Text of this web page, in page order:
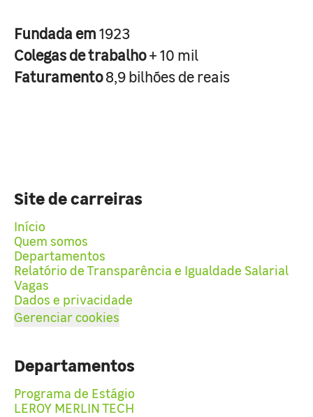
Fundada em1923
Colegas de trabalho+ 10 mil
Faturamento8,9 bilhões de reais
Site de carreiras
Início
Quem somos
Departamentos
Relatório de Transparência e Igualdade Salarial
Vagas
Dados e privacidade
Gerenciar cookies
Departamentos
Programa de Estágio
LEROY MERLIN TECH